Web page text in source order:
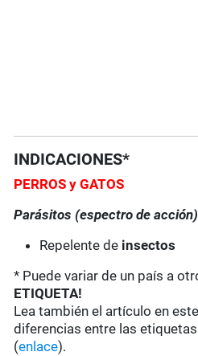
INDICACIONES*
PERROS y GATOS
Parásitos (espectro de acción)
Repelente de insectos
* Puede variar de un país a
ETIQUETA!
Lea también el artículo en
diferencias entre las
(enlace).